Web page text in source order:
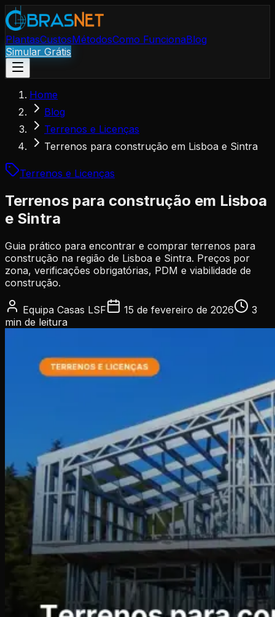
PlantasCustosMétodosComo FuncionaBlog
Simular Grátis
Home
Blog
Terrenos e Licenças
Terrenos para construção em Lisboa e Sintra
Terrenos e Licenças
Terrenos para construção em Lisboa
e Sintra
Guia prático para encontrar e comprar terrenos para
construção na região de Lisboa e Sintra. Preços por
zona, verificações obrigatórias, PDM e viabilidade de
construção.
Equipa Casas LSF 15 de fevereiro de 2026
3
min de leitura